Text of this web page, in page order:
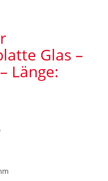
Glas –
Länge: